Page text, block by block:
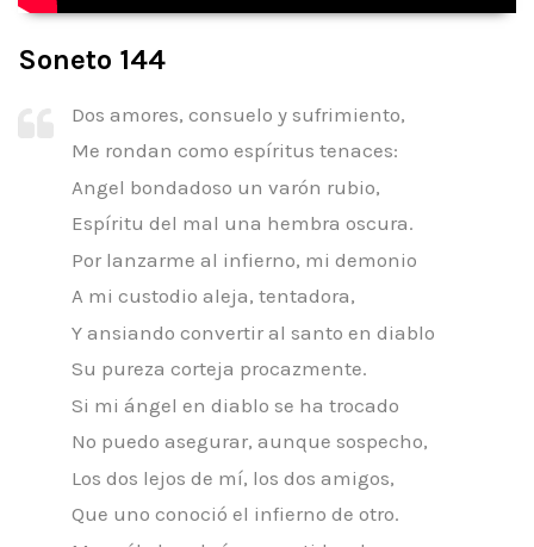
Soneto 144
Dos amores, consuelo y sufrimiento,
Me rondan como espíritus tenaces:
Angel bondadoso un varón rubio,
Espíritu del mal una hembra oscura.
Por lanzarme al infierno, mi demonio
A mi custodio aleja, tentadora,
Y ansiando convertir al santo en diablo
Su pureza corteja procazmente.
Si mi ángel en diablo se ha trocado
No puedo asegurar, aunque sospecho,
Los dos lejos de mí, los dos amigos,
Que uno conoció el infierno de otro.